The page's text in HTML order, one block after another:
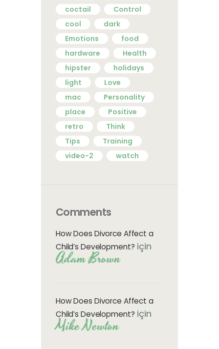
coctail
Control
cool
dark
Emotions
food
hardware
Health
hipster
holidays
light
Love
mac
Personality
place
Positive
retro
Think
Tips
Training
video-2
watch
Comments
How Does Divorce Affect a
Child’s Development? için
Adam Brown
How Does Divorce Affect a
Child’s Development? için
Mike Newton